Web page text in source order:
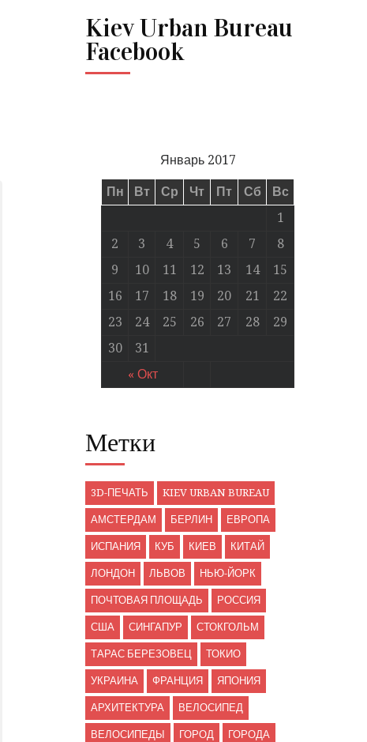
Kiev Urban Bureau
Facebook
Январь 2017
Пн Вт Ср Чт Пт Сб Вс
« Окт
1
2
3 4 5 6 7
8
9
10 11 12 13 14
15
16
17 18 19 20 21
22
23
24 25 26 27 28
29
30
31
Метки
3D-ПЕЧАТЬ KIEV URBAN BUREAU
АМСТЕРДАМ БЕРЛИН ЕВРОПА
ИСПАНИЯ КУБ КИЕВ КИТАЙ
ЛОНДОН ЛЬВОВ НЬЮ-ЙОРК
ПОЧТОВАЯ ПЛОЩАДЬ РОССИЯ
США СИНГАПУР СТОКГОЛЬМ
ТАРАС БЕРЕЗОВЕЦ ТОКИО
УКРАИНА ФРАНЦИЯ ЯПОНИЯ
АРХИТЕКТУРА ВЕЛОСИПЕД
ВЕЛОСИПЕДЫ ГОРОД ГОРОДА